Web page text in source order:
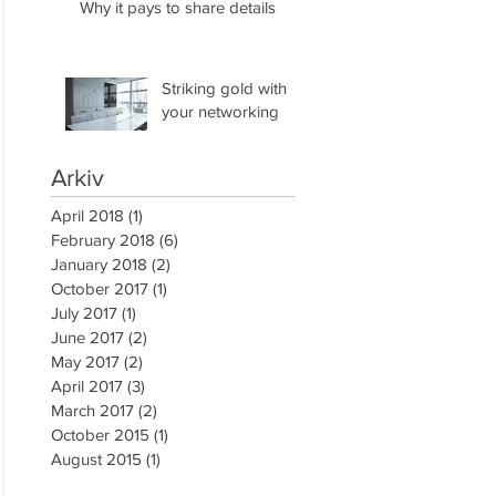
Why it pays to share details
Striking gold with
your networking
Arkiv
April 2018 (1)
February 2018 (6)
January 2018 (2)
October 2017 (1)
July 2017 (1)
June 2017 (2)
May 2017 (2)
April 2017 (3)
March 2017 (2)
October 2015 (1)
August 2015 (1)